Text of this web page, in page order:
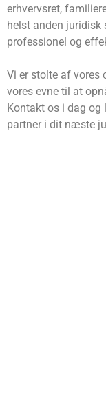
erhvervsret,
helst anden juridisk
professionel og
Vi er stolte af vores
vores evne til at
Kontakt os i dag
partner i dit næste